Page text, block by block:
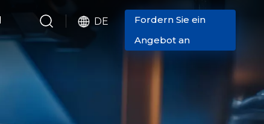
DE
Fordern Sie ein
Angebot an